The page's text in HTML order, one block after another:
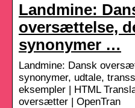
Landmine:
oversættelse,
synonymer …
Landmine: Dansk
synonymer, udtale,
eksempler | HTML
oversætter | OpenTran